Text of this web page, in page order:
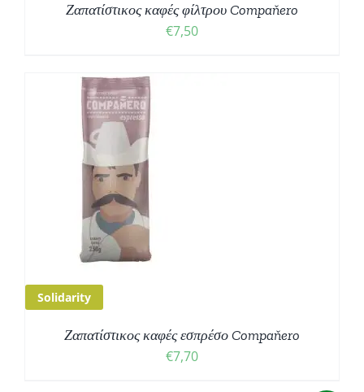
Ζαπατίστικος καφές φίλτρου Compaňero
€7,50
Solidarity
Ζαπατίστικος καφές εσπρέσο Compaňero
€7,70